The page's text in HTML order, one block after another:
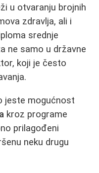
u otvaranju brojnih
zdravlja, ali i
srednje
ne samo u državne
koji je često
jeste mogućnost
kroz programe
prilagođeni
neku drugu